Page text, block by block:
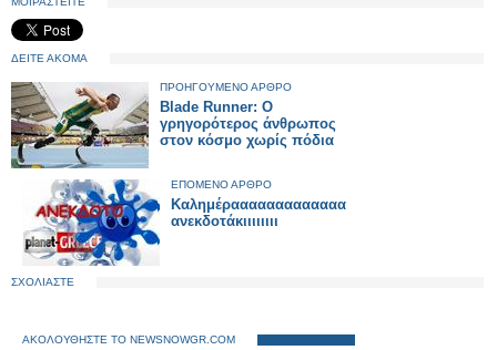
ΔΕΙΤΕ ΑΚΟΜΑ
ΠΡΟΗΓΟΥΜΕΝΟ ΑΡΘΡΟ
Blade Runner: O
γρηγορότερος άνθρωπος
στον κόσμο χωρίς πόδια
ΕΠΟΜΕΝΟ ΑΡΘΡΟ
Καλημέρααααααααααααα
ανεκδοτάκιιιιιιιι
ΣΧΟΛΙΑΣΤΕ
ΑΚΟΛΟΥΘΗΣΤΕ ΤΟ NEWSNOWGR.COM